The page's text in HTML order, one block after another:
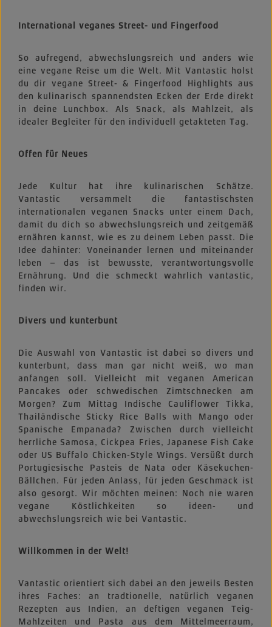
International veganes Street- und Fingerfood
So aufregend, abwechslungsreich und anders wie
eine vegane Reise um die Welt. Mit Vantastic holst
du dir vegane Street- & Fingerfood Highlights aus
den kulinarisch spannendsten Ecken der Erde direkt
in deine Lunchbox. Als Snack, als Mahlzeit, als
idealer Begleiter für den individuell getakteten Tag.
Offen für Neues
Jede Kultur hat ihre kulinarischen Schätze.
Vantastic versammelt die fantastischsten
internationalen veganen Snacks unter einem Dach,
damit du dich so abwechslungsreich und zeitgemäß
ernähren kannst, wie es zu deinem Leben passt. Die
Idee dahinter: Voneinander lernen und miteinander
leben – das ist bewusste, verantwortungsvolle
Ernährung. Und die schmeckt wahrlich vantastic,
finden wir.
Divers und kunterbunt
Die Auswahl von Vantastic ist dabei so divers und
kunterbunt, dass man gar nicht weiß, wo man
anfangen soll. Vielleicht mit veganen American
Pancakes oder schwedischen Zimtschnecken am
Morgen? Zum Mittag Indische Cauliflower Tikka,
Thailändische Sticky Rice Balls with Mango oder
Spanische Empanada? Zwischen durch vielleicht
herrliche Samosa, Cickpea Fries, Japanese Fish Cake
oder US Buffalo Chicken-Style Wings. Versüßt durch
Portugiesische Pasteis de Nata oder Käsekuchen-
Bällchen. Für jeden Anlass, für jeden Geschmack ist
also gesorgt. Wir möchten meinen: Noch nie waren
vegane Köstlichkeiten so ideen- und
abwechslungsreich wie bei Vantastic.
Willkommen in der Welt!
Vantastic orientiert sich dabei an den jeweils Besten
ihres Faches: an tradtionelle, natürlich veganen
Rezepten aus Indien, an deftigen veganen Teig-
Mahlzeiten und Pasta aus dem Mittelmeerraum,